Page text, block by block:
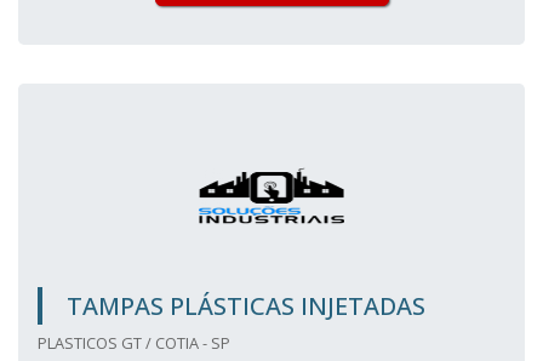
TAMPAS PLÁSTICAS INJETADAS
PLASTICOS GT / COTIA - SP